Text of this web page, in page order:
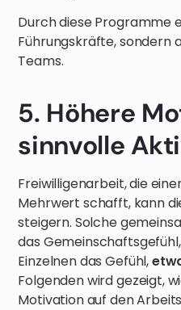
Durch diese Programme
Führungskräfte, sondern
Teams.
5. Höhere
sinnvolle
Freiwilligenarbeit, die
Mehrwert schafft, kann
steigern. Solche
das
Einzelnen das Gefühl,
Folgenden wird gezeigt,
Motivation auf den